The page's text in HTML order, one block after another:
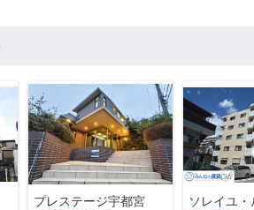
プレステージ宇都宮
ソレイユ